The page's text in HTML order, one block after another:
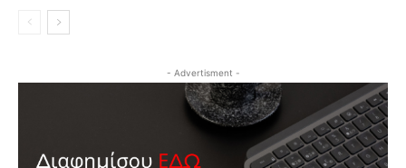
- Advertisment -